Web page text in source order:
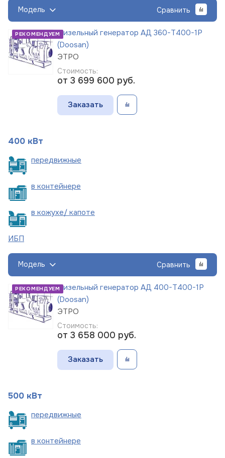
Модель Сравнить
РЕКОМЕНДУЕМДизельный генератор АД 360-Т400-1Р
(Doosan)
ЭТРО
Стоимость:
от 3 699 600 руб.
Заказать
400 кВт
передвижные
в контейнере
в кожухе/ капоте
ИБП
Модель Сравнить
РЕКОМЕНДУЕМДизельный генератор АД 400-Т400-1Р
(Doosan)
ЭТРО
Стоимость:
от 3 658 000 руб.
Заказать
500 кВт
передвижные
в контейнере